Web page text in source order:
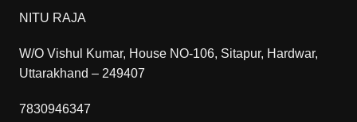
NITU RAJA
W/O Vishul Kumar, House NO-106, Sitapur, Hardwar,
Uttarakhand – 249407
7830946347